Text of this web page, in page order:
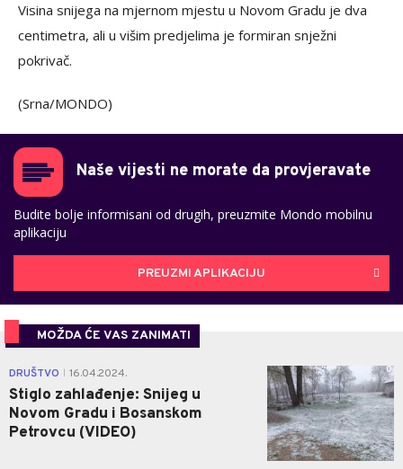
Visina snijega na mjernom mjestu u Novom Gradu je dva
centimetra, ali u višim predjelima je formiran snježni
pokrivač.
(Srna/MONDO)
Naše vijesti ne morate da provjeravate
Budite bolje informisani od drugih, preuzmite Mondo mobilnu
aplikaciju
PREUZMI APLIKACIJU
MOŽDA ĆE VAS ZANIMATI
DRUŠTVO 16.04.2024.
Stiglo zahlađenje: Snijeg u
Novom Gradu i Bosanskom
Petrovcu (VIDEO)
0